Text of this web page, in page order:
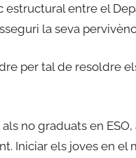
entre el
la seva
per tal de resoldre
no graduats en
Iniciar els joves en el